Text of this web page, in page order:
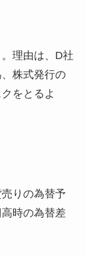
理由は、D社
株式発行の
をとるよ
りの為替予
時の為替差